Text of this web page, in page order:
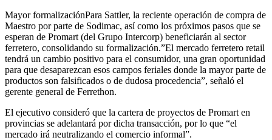
Mayor formalizaciónPara Sattler, la reciente operación de compra de
Maestro por parte de Sodimac, así como los próximos pasos que se
esperan de Promart (del Grupo Intercorp) beneficiarán al sector
ferretero, consolidando su formalización.”El mercado ferretero retail
tendrá un cambio positivo para el consumidor, una gran oportunidad
para que desaparezcan esos campos feriales donde la mayor parte de
productos son falsificados o de dudosa procedencia”, señaló el
gerente general de Ferrethon.
El ejecutivo consideró que la cartera de proyectos de Promart en
provincias se adelantará por dicha transacción, por lo que “el
mercado irá neutralizando el comercio informal”.